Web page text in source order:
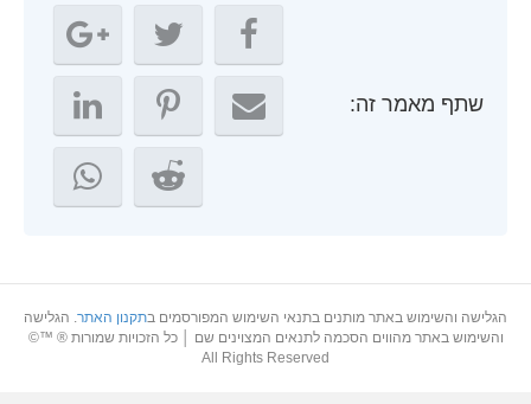
שתף מאמר זה:
הגלישה והשימוש באתר מותנים בתנאי השימוש המפורסמים בתקנון האתר. הגלישה
והשימוש באתר מהווים הסכמה לתנאים המצוינים שם │ כל הזכויות שמורות ® ™©
All Rights Reserved